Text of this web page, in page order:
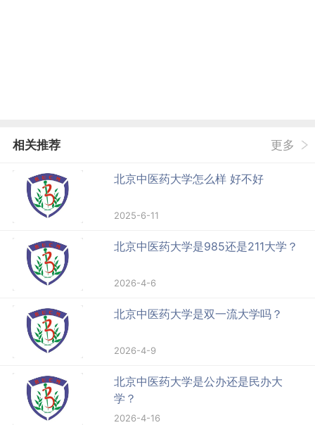
相关推荐 更多
北京中医药大学怎么样 好不好
2025-6-11
北京中医药大学是985还是211大学？
2026-4-6
北京中医药大学是双一流大学吗？
2026-4-9
北京中医药大学是公办还是民办大
学？
2026-4-16